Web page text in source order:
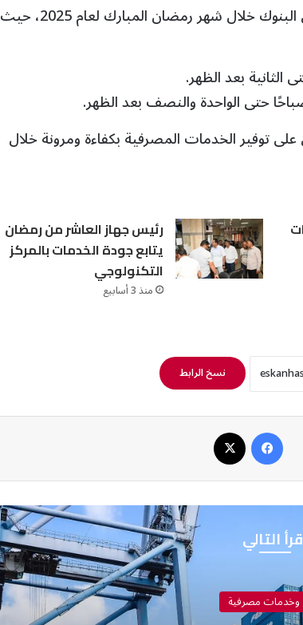
أعلن البنك المركزي المصري عن مواعيد عمل البنوك خلال شهر رمضان المبارك لعام 2025، حيث
بعد الظهر.
حتى الواحدة والنصف بعد الظهر.
توفير الخدمات المصرفية بكفاءة ومرونة خلال
رئيس جهاز العاشر من رمضان
يتابع جودة الخدمات بالمركز
التكنولوجي
منذ 3 أسابيع
نسخ الرابط
التالي
وخدمات مصرفية